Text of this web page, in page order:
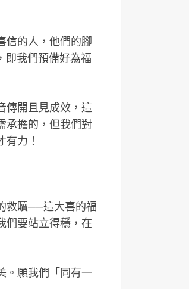
信的人，他們的腳
即我們預備好為福
傳開且見成效，這
承擔的，但我們對
力！
救贖──這大喜的福
們要站立得穩，在
。願我們「同有一